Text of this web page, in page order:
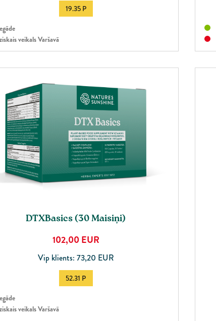
19.35 P
veikals Varšavā
DTXBasics (30 Maisiņi)
102,00 EUR
Vip klients: 73,20 EUR
52.31 P
veikals Varšavā